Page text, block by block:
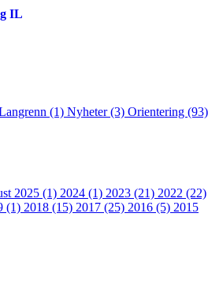
IL
(1) Nyheter (3) Orientering (93)
2025 (1) 2024 (1) 2023 (21) 2022 (22)
(1) 2018 (15) 2017 (25) 2016 (5) 2015